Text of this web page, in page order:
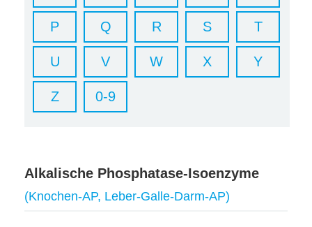
P Q R S T
U V W X Y
Z 0-9
Alkalische Phosphatase-Isoenzyme
(Knochen-AP, Leber-Galle-Darm-AP)